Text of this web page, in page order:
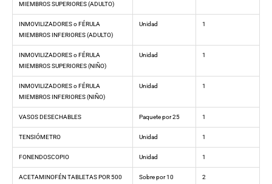
MIEMBROS SUPERIORES (ADULTO)
INMOVILIZADORES o FÉRULA
MIEMBROS INFERIORES (ADULTO)
Unidad 1
INMOVILIZADORES o FÉRULA
MIEMBROS SUPERIORES (NIÑO)
Unidad 1
INMOVILIZADORES o FÉRULA
MIEMBROS INFERIORES (NIÑO)
Unidad 1
VASOS DESECHABLES Paquete por 25 1
TENSIÓMETRO Unidad 1
FONENDOSCOPIO Unidad 1
ACETAMINOFÉN TABLETAS POR 500
Sobre por 10 2